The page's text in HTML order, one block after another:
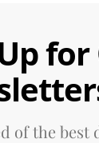
of the best